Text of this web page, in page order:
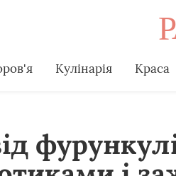
Кулінарія Краса